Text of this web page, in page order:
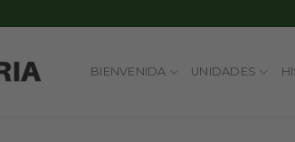
BIENVENIDA UNIDADES